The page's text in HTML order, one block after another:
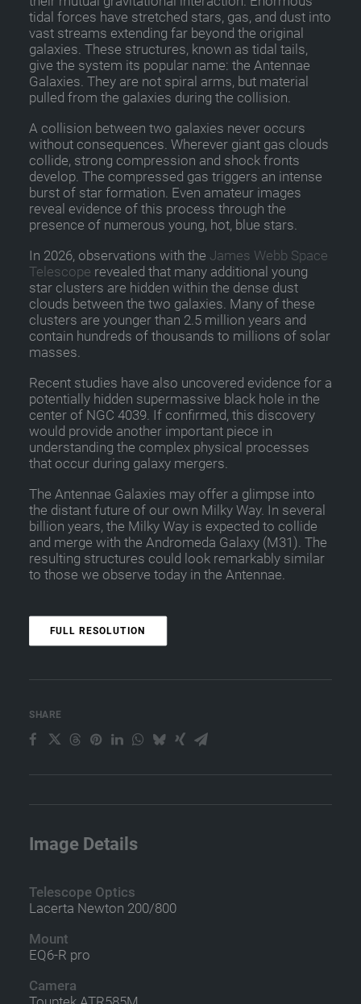
tidal forces have stretched stars, gas, and dust into
vast streams extending far beyond the original
galaxies. These structures, known as tidal tails,
give the system its popular name: the Antennae
Galaxies. They are not spiral arms, but material
pulled from the galaxies during the collision.
A collision between two galaxies never occurs
without consequences. Wherever giant gas clouds
collide, strong compression and shock fronts
develop. The compressed gas triggers an intense
burst of star formation. Even amateur images
reveal evidence of this process through the
presence of numerous young, hot, blue stars.
In 2026, observations with the James Webb Space
Telescope revealed that many additional young
star clusters are hidden within the dense dust
clouds between the two galaxies. Many of these
clusters are younger than 2.5 million years and
contain hundreds of thousands to millions of solar
masses.
Recent studies have also uncovered evidence for a
potentially hidden supermassive black hole in the
center of NGC 4039. If confirmed, this discovery
would provide another important piece in
understanding the complex physical processes
that occur during galaxy mergers.
The Antennae Galaxies may offer a glimpse into
the distant future of our own Milky Way. In several
billion years, the Milky Way is expected to collide
and merge with the Andromeda Galaxy (M31). The
resulting structures could look remarkably similar
to those we observe today in the Antennae.
FULL RESOLUTION
SHARE
Image Details
Telescope Optics
Lacerta Newton 200/800
Mount
EQ6-R pro
Camera